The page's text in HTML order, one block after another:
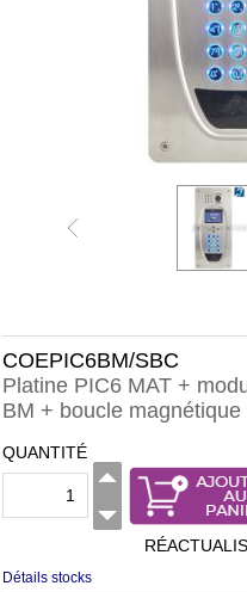
COEPIC6BM/SBC
Platine PIC6 MAT +
BM + boucle magnétique
QUANTITÉ
Détails stocks